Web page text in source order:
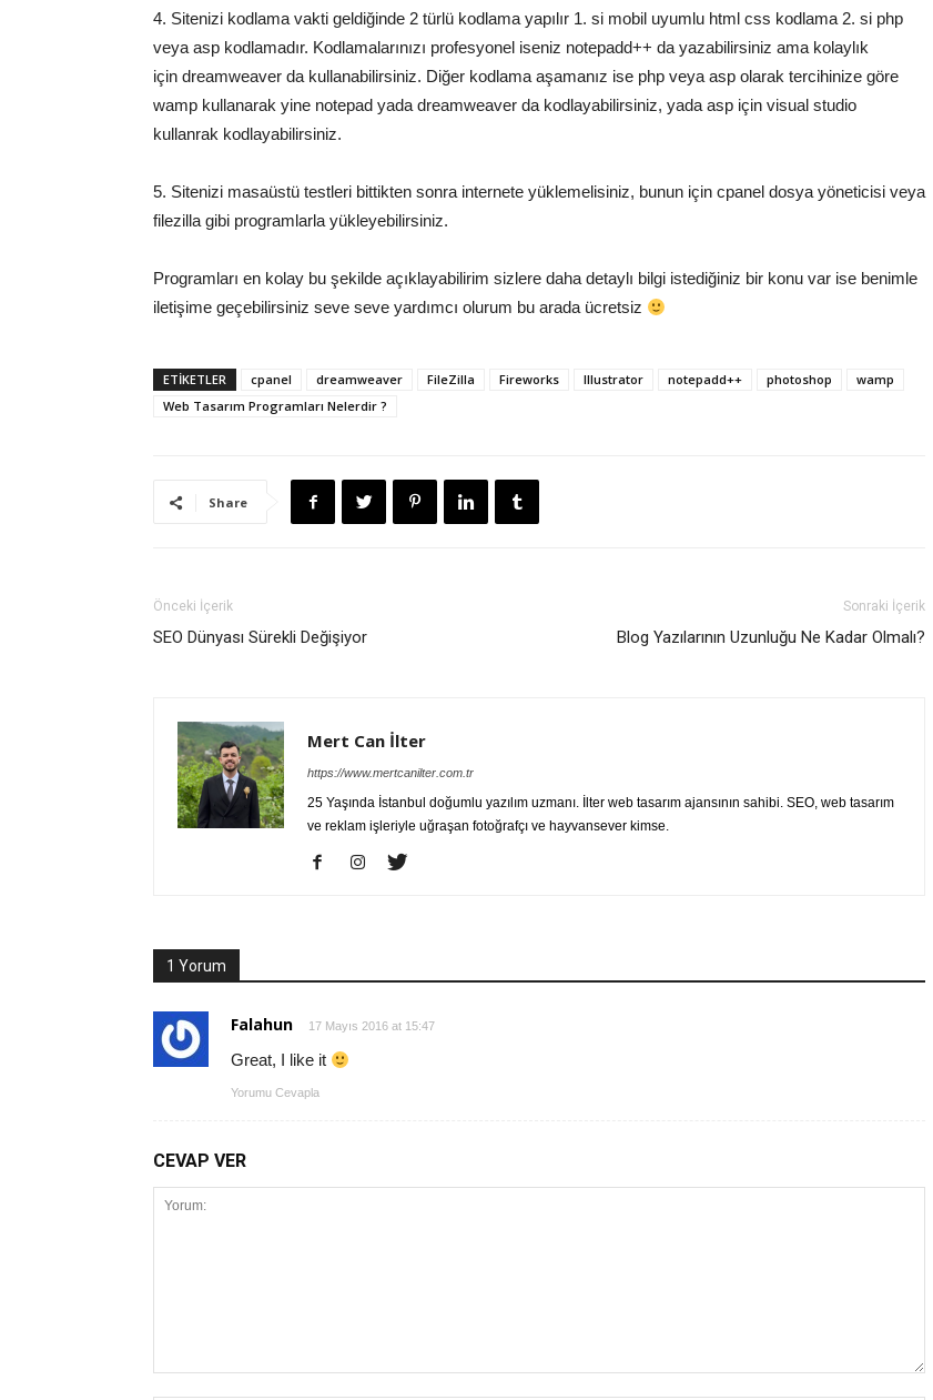
4. Sitenizi kodlama vakti geldiğinde 2 türlü kodlama yapılır 1. si mobil uyumlu html css kodlama 2. si php
veya asp kodlamadır. Kodlamalarınızı profesyonel iseniz notepadd++ da yazabilirsiniz ama kolaylık
için dreamweaver da kullanabilirsiniz. Diğer kodlama aşamanız ise php veya asp olarak tercihinize göre
wamp kullanarak yine notepad yada dreamweaver da kodlayabilirsiniz, yada asp için visual studio
kullanrak kodlayabilirsiniz.
5. Sitenizi masaüstü testleri bittikten sonra internete yüklemelisiniz, bunun için cpanel dosya yöneticisi veya
filezilla gibi programlarla yükleyebilirsiniz.
Programları en kolay bu şekilde açıklayabilirim sizlere daha detaylı bilgi istediğiniz bir konu var ise benimle
iletişime geçebilirsiniz seve seve yardımcı olurum bu arada ücretsiz
ETIKETLER cpanel dreamweaver FileZilla Fireworks Illustrator notepadd++ photoshop
wamp
Web Tasarım Programları Nelerdir ?
Share
Önceki İçerik
SEO Dünyası Sürekli Değişiyor
Sonraki İçerik
Blog Yazılarının Uzunluğu Ne Kadar Olmalı?
Mert Can İlter
https://www.mertcanilter.com.tr
25 Yaşında İstanbul doğumlu yazılım uzmanı. İlter web tasarım ajansının sahibi. SEO, web tasarım
ve reklam işleriyle uğraşan fotoğrafçı ve hayvansever kimse.
1 Yorum
Falahun 17 Mayıs 2016 at 15:47
Great, I like it
Yorumu Cevapla
CEVAP VER